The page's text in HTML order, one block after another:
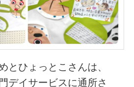
ひょっとこさんは、
デイサービスに通所さ